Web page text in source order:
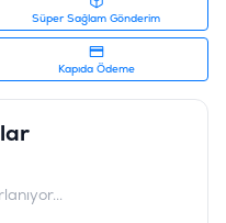
Süper Sağlam Gönderim
Kapıda Ödeme